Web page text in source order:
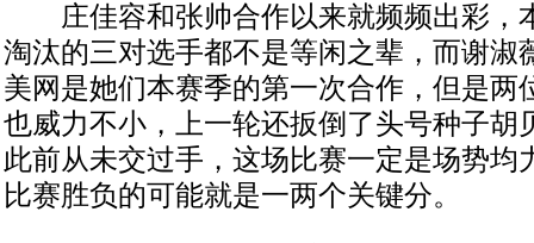
庄佳容和张帅合作以来就频频出彩，
淘汰的三对选手都不是等闲之辈，而谢淑
美网是她们本赛季的第一次合作，但是两
也威力不小，上一轮还扳倒了头号种子胡
此前从未交过手，这场比赛一定是场势均
比赛胜负的可能就是一两个关键分。